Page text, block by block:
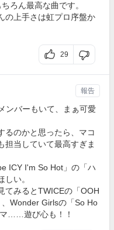
ろん最高な曲です。
の上手さは虹プロ序盤か
29
ンバーもいて、まぁ可愛
るのかと思ったら、マコ
担当していて最高すぎま
ICY I'm So Hot」の「ハ
い。
てみるとTWICEの「OOH
Wonder Girlsの「So Ho
……遊び心も！！
報告